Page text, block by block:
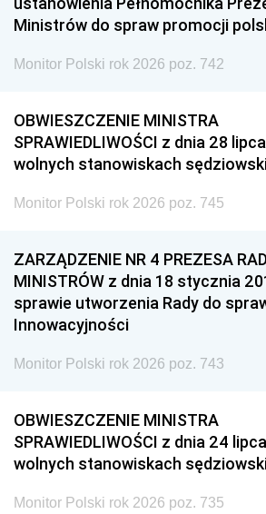
Ministrów do spraw promocji
Monitor Polski rok 2026 poz. 742
OBWIESZCZENIE MINISTRA
SPRAWIEDLIWOŚCI z dnia 28
wolnych stanowiskach
Monitor Polski rok 2026 poz. 745
ZARZĄDZENIE NR 4 PREZESA
MINISTRÓW z dnia 18 stycznia
sprawie utworzenia Rady do
Innowacyjności
Monitor Polski rok 2026 poz. 743
OBWIESZCZENIE MINISTRA
SPRAWIEDLIWOŚCI z dnia 24
wolnych stanowiskach
Monitor Polski rok 2026 poz. 735